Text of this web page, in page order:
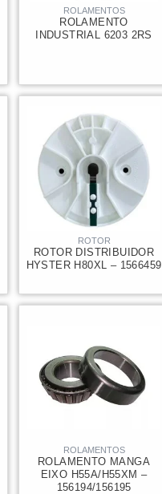
ROLAMENTOS
ROLAMENTO
INDUSTRIAL 6203 2RS
ROTOR
ROTOR DISTRIBUIDOR
HYSTER H80XL – 1566459
ROLAMENTOS
ROLAMENTO MANGA
EIXO H55A/H55XM –
156194/156195